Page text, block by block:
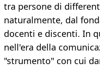
tra persone di
naturalmente, dal
docenti e discenti. In
nell'era della
"strumento" con cui